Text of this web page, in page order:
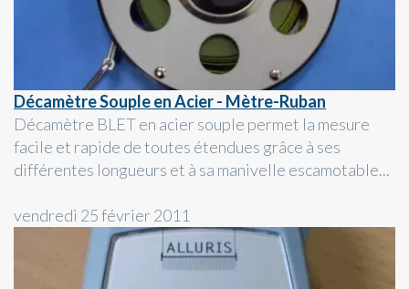
Décamètre Souple en Acier - Mètre-Ruban
Décamètre BLET en acier souple permet la mesure
facile et rapide de toutes étendues grâce à ses
différentes longueurs et à sa manivelle escamotable...
vendredi 25 février 2011